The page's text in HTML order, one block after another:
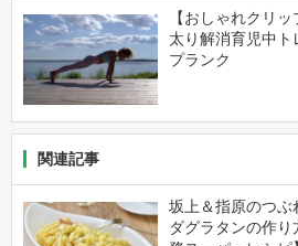
【おしゃれクリ
太り解消育児中ト
プランク
関連記事
坂上＆指原のつぶ
ダグラタンの作